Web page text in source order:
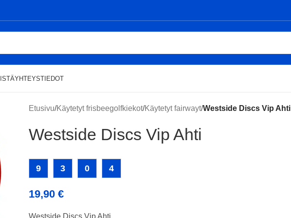
YHTEYSTIEDOT
Etusivu/Käytetyt frisbeegolfkiekot/Käytetyt fairwayt/Westside Discs Vip Ahti
Westside Discs Vip Ahti
9 3 0 4
19,90 €
Westside Discs Vip Ahti